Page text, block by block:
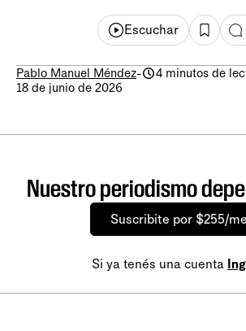
Escuchar
Pablo Manuel Méndez-
4 minutos de
18 de junio de 2026
Nuestro periodismo
Suscribite por $255/
Si ya tenés una cuenta